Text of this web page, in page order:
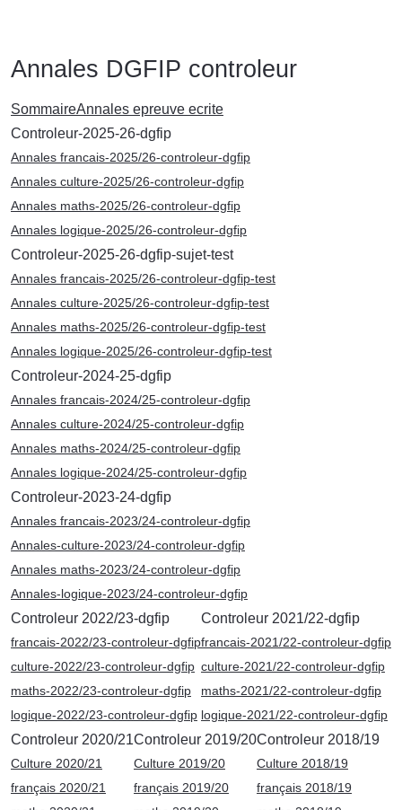
Annales DGFIP controleur
SommaireAnnales epreuve ecrite
Controleur-2025-26-dgfip
Annales francais-2025/26-controleur-dgfip
Annales culture-2025/26-controleur-dgfip
Annales maths-2025/26-controleur-dgfip
Annales logique-2025/26-controleur-dgfip
Controleur-2025-26-dgfip-sujet-test
Annales francais-2025/26-controleur-dgfip-test
Annales culture-2025/26-controleur-dgfip-test
Annales maths-2025/26-controleur-dgfip-test
Annales logique-2025/26-controleur-dgfip-test
Controleur-2024-25-dgfip
Annales francais-2024/25-controleur-dgfip
Annales culture-2024/25-controleur-dgfip
Annales maths-2024/25-controleur-dgfip
Annales logique-2024/25-controleur-dgfip
Controleur-2023-24-dgfip
Annales francais-2023/24-controleur-dgfip
Annales-culture-2023/24-controleur-dgfip
Annales maths-2023/24-controleur-dgfip
Annales-logique-2023/24-controleur-dgfip
Controleur 2022/23-dgfip
francais-2022/23-controleur-dgfip
culture-2022/23-controleur-dgfip
maths-2022/23-controleur-dgfip
logique-2022/23-controleur-dgfip
Controleur 2021/22-dgfip
francais-2021/22-controleur-dgfip
culture-2021/22-controleur-dgfip
maths-2021/22-controleur-dgfip
logique-2021/22-controleur-dgfip
Controleur 2020/21
Culture 2020/21
français 2020/21
Controleur 2019/20
Culture 2019/20
français 2019/20
Controleur 2018/19
Culture 2018/19
français 2018/19